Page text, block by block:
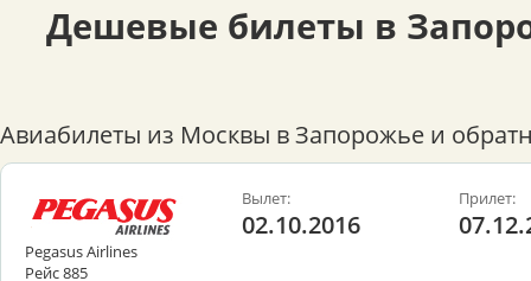
Дешевые билеты в
Авиабилеты из Москвы в Запорожье и
Pegasus Airlines
Рейс 885
Вылет:
02.10.2016
Прилет: